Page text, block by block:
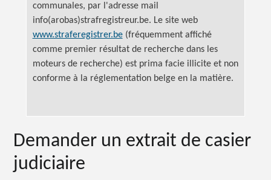
communales, par l'adresse mail
info(arobas)strafregistreur.be. Le site web
www.straferegistrer.be(fréquemment affiché
comme premier résultat de recherche dans les
moteurs de recherche) est prima facie illicite et non
conforme à la réglementation belge en la matière.
Demander un extrait de casier
judiciaire